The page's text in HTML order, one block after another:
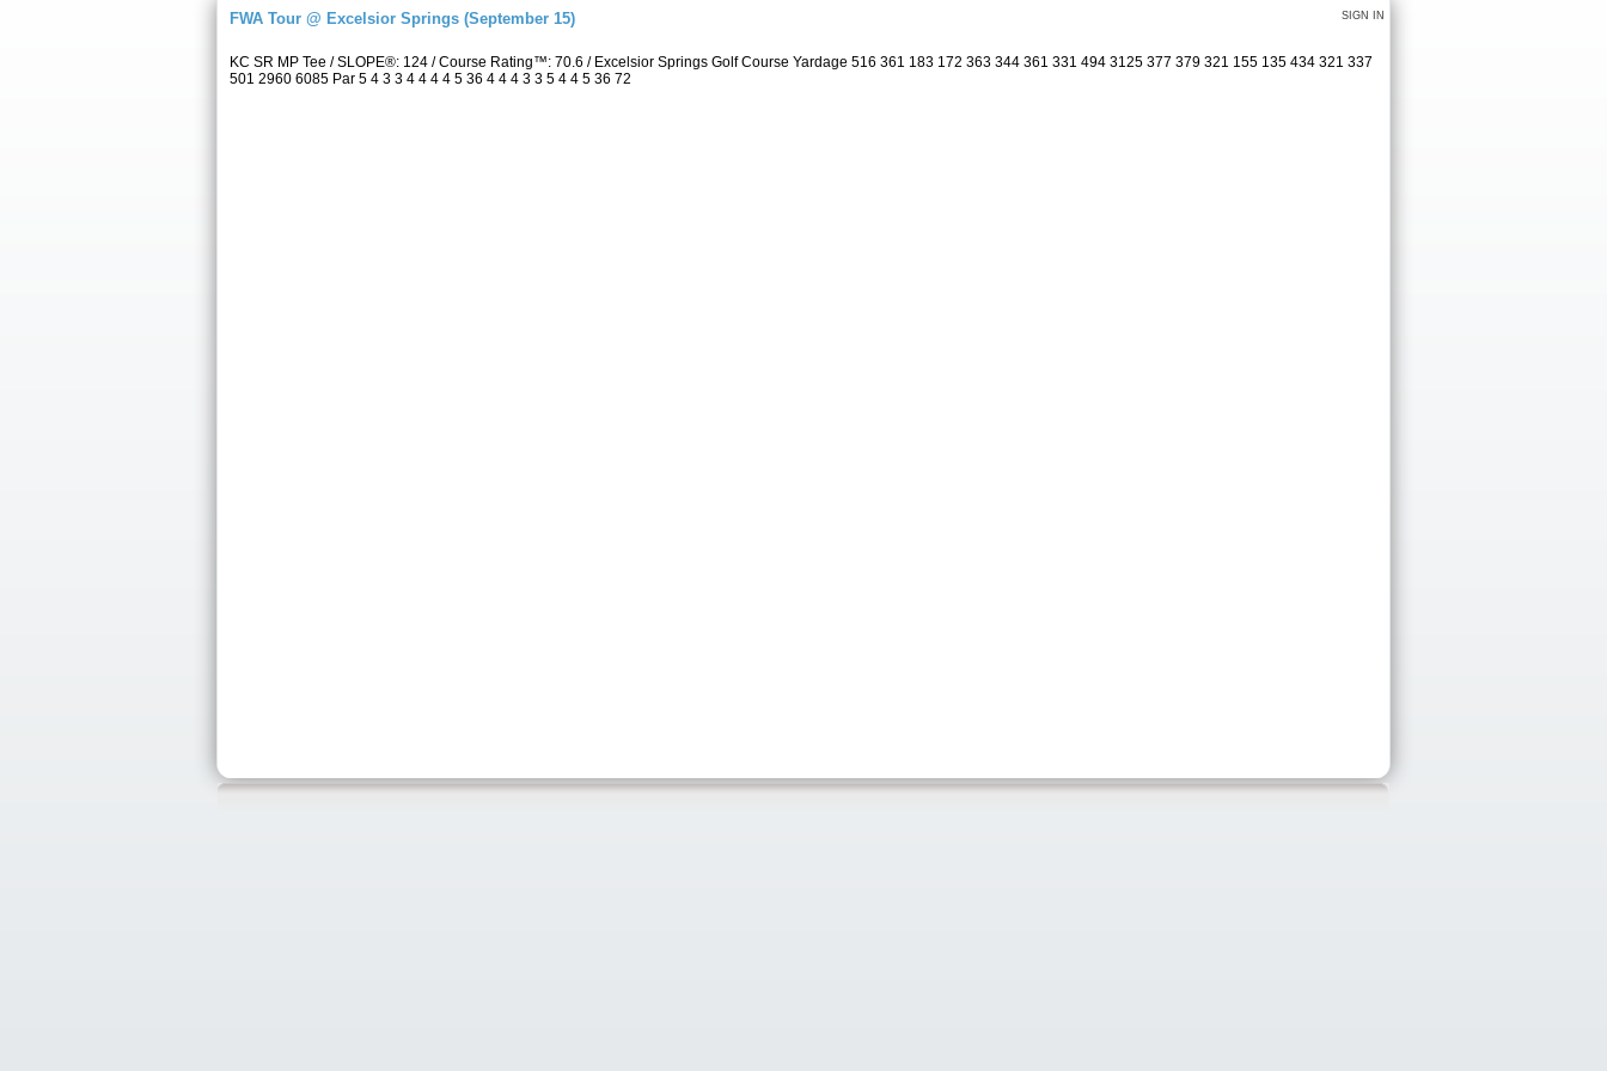
SIGN IN
FWA Tour @ Excelsior Springs (September 15)
KC SR MP Tee / SLOPE®: 124 / Course Rating™: 70.6 / Excelsior Springs Golf Course Yardage 516 361 183 172 363 344 361 331 494 3125 377 379 321 155 135 434 321 337
501 2960 6085 Par 5 4 3 3 4 4 4 4 5 36 4 4 4 3 3 5 4 4 5 36 72